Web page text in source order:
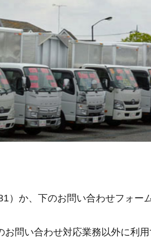
か、下のお問い合わせフォー
問い合わせ対応業務以外に利